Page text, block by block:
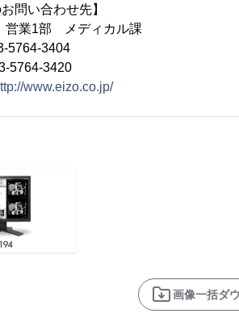
問い合わせ先】
営業1部 メディカル課
3404
3420
www.eizo.co.jp/
画像一括ダ